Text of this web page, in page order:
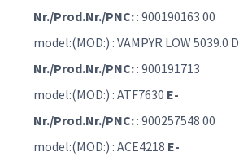
Nr./Prod.Nr./PNC:: 900190163 00
model:(MOD:) : VAMPYR LOW 5039.0 D
Nr./Prod.Nr./PNC:: 900191713
model:(MOD:) : ATF7630 E-
Nr./Prod.Nr./PNC:: 900257548 00
model:(MOD:) : ACE4218 E-